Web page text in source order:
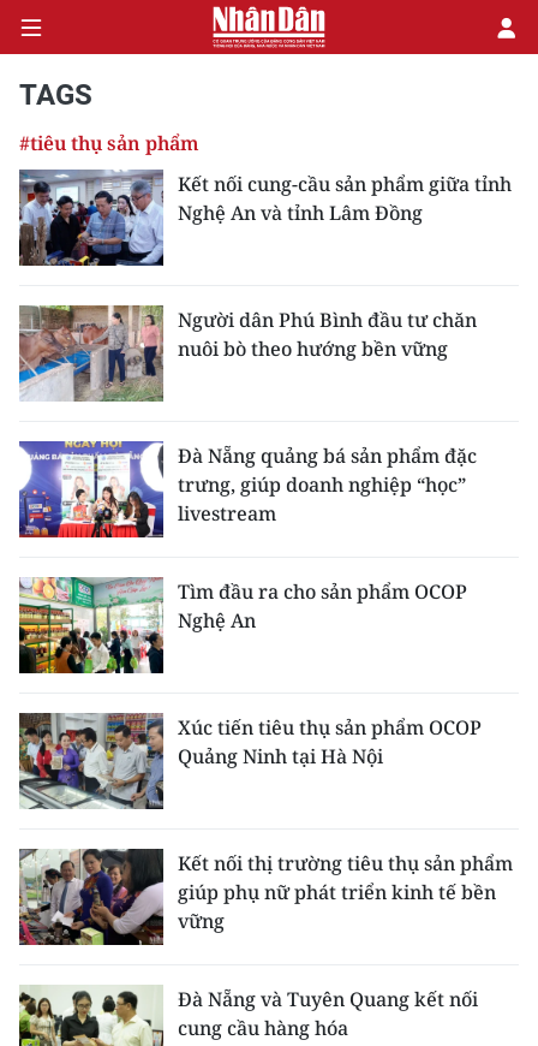
CHÍNH TRỊ
KINH TẾ
XÃ HỘI
PHÁP LUẬT
DU LỊCH
THẾ GIỚI
GIÁO DỤC
KHOA HỌC - CÔNG NGHỆ
MÔI TRƯỜNG
BẠN ĐỌC
KIỂM CHỨNG THÔNG TIN
54 DÂN TỘC VIỆT NAM
TAGS
#tiêu thụ sản phẩm
Kết nối cung-cầu sản phẩm giữa tỉnh
Nghệ An và tỉnh Lâm Đồng
Người dân Phú Bình đầu tư chăn
nuôi bò theo hướng bền vững
Đà Nẵng quảng bá sản phẩm đặc
trưng, giúp doanh nghiệp “học”
livestream
Tìm đầu ra cho sản phẩm OCOP
Nghệ An
Xúc tiến tiêu thụ sản phẩm OCOP
Quảng Ninh tại Hà Nội
Kết nối thị trường tiêu thụ sản phẩm
giúp phụ nữ phát triển kinh tế bền
vững
Đà Nẵng và Tuyên Quang kết nối
cung cầu hàng hóa